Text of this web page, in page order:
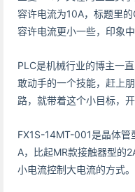
容许电流为10A，标题里
容许电流更小一些，印象
PLC是机械行业的博主一
敢动手的一个技能，赶上
路，就带着这个小目标，
FX1S-14MT-001是晶体
A，比起MR款接触器型的
小电流控制大电流的方式。